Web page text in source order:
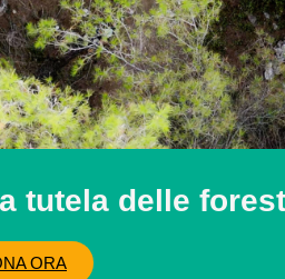
tutela delle
ORA